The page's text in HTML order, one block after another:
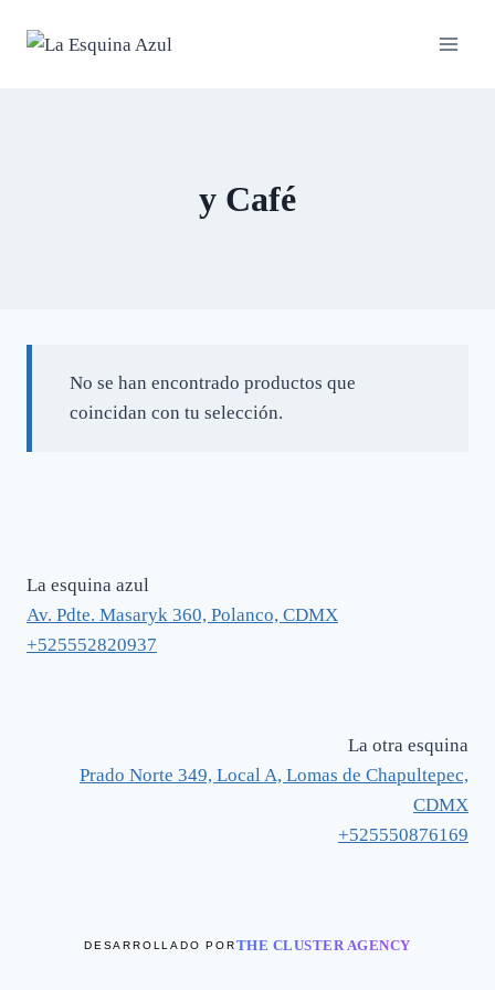
y Café
No se han encontrado productos que
coincidan con tu selección.
La esquina azul
Av. Pdte. Masaryk 360, Polanco, CDMX
+525552820937
La otra esquina
Prado Norte 349, Local A, Lomas de Chapultepec,
CDMX
+525550876169
DESARROLLADO PORTHE CLUSTER AGENCY